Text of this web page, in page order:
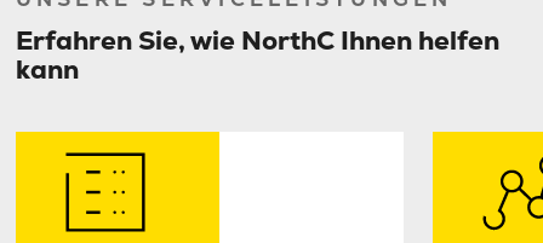
Erfahren Sie, wie NorthC Ihnen helfen
kann